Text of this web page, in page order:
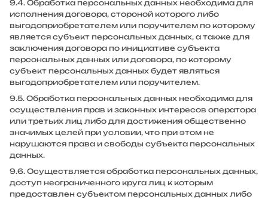
9.4. Обработка персональных данных необходима для
исполнения договора, стороной которого либо
выгодоприобретателем или поручителем по которому
является субъект персональных данных, а также для
заключения договора по инициативе субъекта
персональных данных или договора, по которому
субъект персональных данных будет являться
выгодоприобретателем или поручителем.
9.5. Обработка персональных данных необходима для
осуществления прав и законных интересов оператора
или третьих лиц либо для достижения общественно
значимых целей при условии, что при этом не
нарушаются права и свободы субъекта персональных
данных.
9.6. Осуществляется обработка персональных данных,
доступ неограниченного круга лиц к которым
предоставлен субъектом персональных данных либо